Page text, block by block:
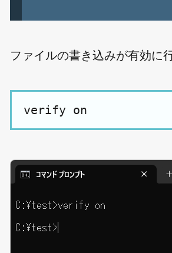
ファイルの書き込みが有効に
verify on